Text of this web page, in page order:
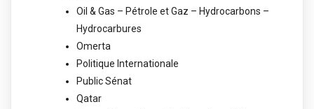
Oil & Gas – Pétrole et Gaz – Hydrocarbons –
Hydrocarbures
Omerta
Politique Internationale
Public Sénat
Qatar